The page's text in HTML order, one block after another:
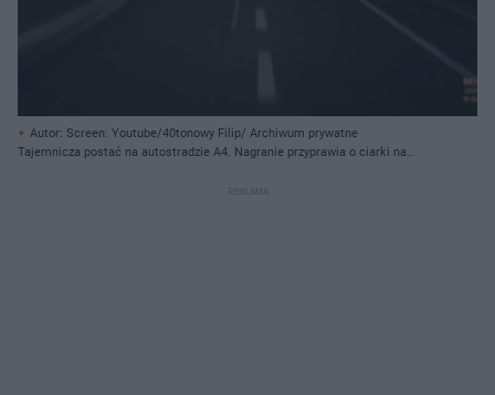
Autor: Screen: Youtube/40tonowy Filip/ Archiwum prywatne
Tajemnicza postać na autostradzie A4. Nagranie przyprawia o ciarki na